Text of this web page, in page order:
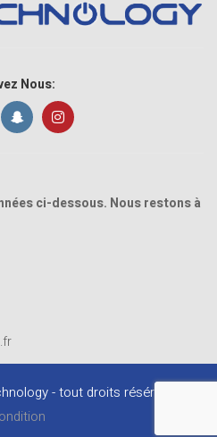
Nous:
ci-dessous. Nous restons à
- tout droits résérvés -